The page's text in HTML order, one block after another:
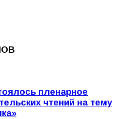
пленарное
чтений на тему